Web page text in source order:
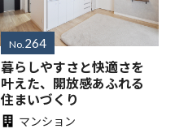
No. 264
暮らしやすさと快適さを
叶えた、開放感あふれる
住まいづくり
マンション